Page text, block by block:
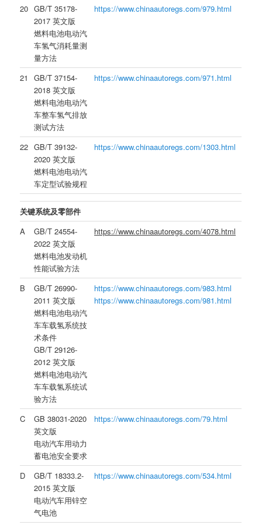
20 GB/T 35178-
2017 英文版
燃料电池电动汽
车氢气消耗量测
量方法
https://www.chinaautoregs.com/979.html
21
GB/T 37154-
2018 英文版
燃料电池电动汽
车整车氢气排放
测试方法
https://www.chinaautoregs.com/971.html
22 GB/T 39132-
2020 英文版
燃料电池电动汽
车定型试验规程
https://www.chinaautoregs.com/1303.html
关键系统及零部件
A
GB/T 24554-
2022 英文版
燃料电池发动机
性能试验方法
https://www.chinaautoregs.com/4078.html
B
GB/T 26990-
2011 英文版
燃料电池电动汽
车车载氢系统技
术条件
GB/T 29126-
2012 英文版
燃料电池电动汽
车车载氢系统试
验方法
https://www.chinaautoregs.com/983.html
https://www.chinaautoregs.com/981.html
C
GB 38031-2020
英文版
电动汽车用动力
蓄电池安全要求
https://www.chinaautoregs.com/79.html
D
GB/T 18333.2-
2015 英文版
电动汽车用锌空
气电池
https://www.chinaautoregs.com/534.html